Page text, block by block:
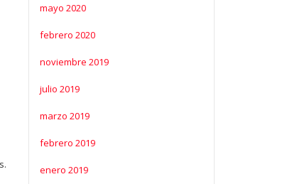
mayo 2020
febrero 2020
noviembre 2019
julio 2019
marzo 2019
febrero 2019
enero 2019